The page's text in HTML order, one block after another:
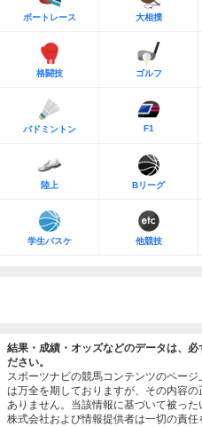
ボートレース 大相撲
格闘技 ゴルフ
バドミントン F1
陸上 Bリーグ
学生バスケ 他競技
結果・成績・オッズなどのデータは、必
ださい。
スポーツナビの競馬コンテンツのペー
は万全を期しておりますが、その内容
ありません。当該情報に基づいて被っ
株式会社および情報提供者は一切の責任